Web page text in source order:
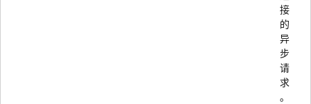
接
的
异
步
请
求
。